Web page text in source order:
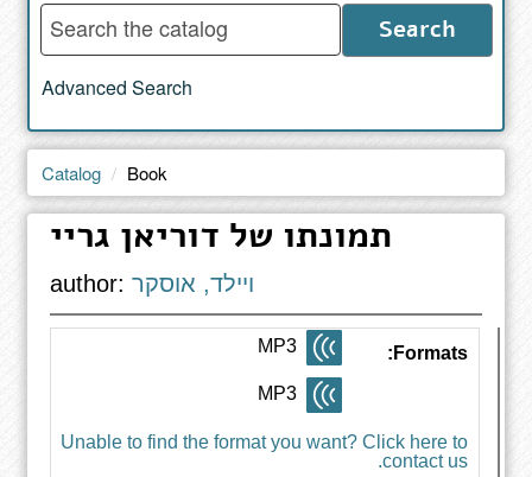
Enter
words
to
search
catalog
Search
Advanced Search
Catalog Book
תמונתו של דוריאן גריי
author:ויילד, אוסקר
Formats:
Unable to find the format you want? Click here to
contact us.